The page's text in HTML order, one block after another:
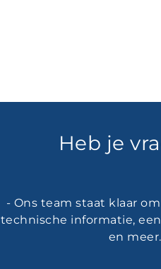
Heb je
- Ons team staat klaar
technische informatie,
en meer.